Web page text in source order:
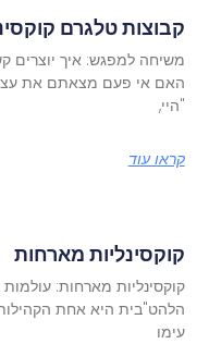
קבוצות טלגרם
משיחה למפגש: איך יוצרים
האם אי פעם מצאתם את
"היי,
קראו עוד
קוקסינליות מארחות
קוקסינליות מארחות:
הלהט"בית היא אחת
עימו